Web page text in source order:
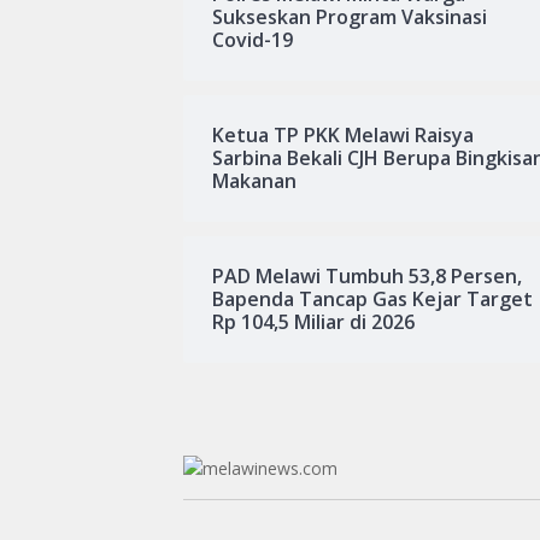
Sukseskan Program Vaksinasi
Covid-19
Ketua TP PKK Melawi Raisya
Sarbina Bekali CJH Berupa
Makanan
PAD Melawi Tumbuh 53,8 Persen,
Bapenda Tancap Gas Kejar Target
Rp 104,5 Miliar di 2026